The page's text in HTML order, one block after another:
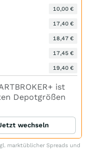
10,00 €
17,40 €
18,47 €
17,45 €
19,40 €
ist
Depotgrößen
wechseln
marktüblicher Spreads und